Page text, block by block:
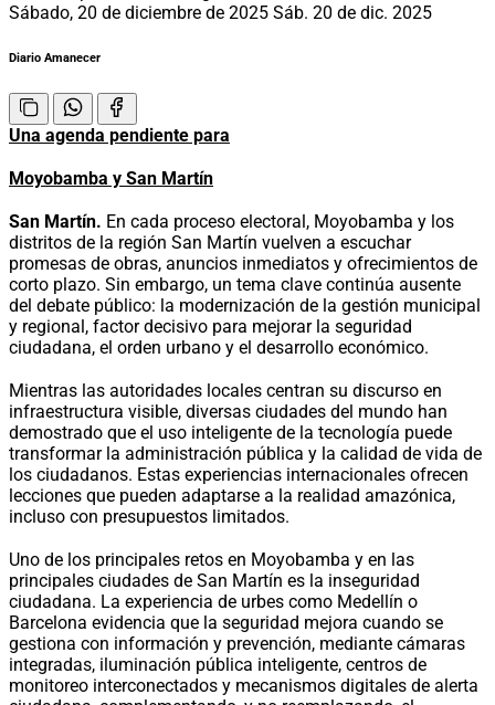
Sábado, 20 de diciembre de 2025 Sáb. 20 de dic. 2025
Diario Amanecer
Una agenda pendiente para
Moyobamba y San Martín
San Martín. En cada proceso electoral, Moyobamba y los
distritos de la región San Martín vuelven a escuchar
promesas de obras, anuncios inmediatos y ofrecimientos de
corto plazo. Sin embargo, un tema clave continúa ausente
del debate público: la modernización de la gestión municipal
y regional, factor decisivo para mejorar la seguridad
ciudadana, el orden urbano y el desarrollo económico.
Mientras las autoridades locales centran su discurso en
infraestructura visible, diversas ciudades del mundo han
demostrado que el uso inteligente de la tecnología puede
transformar la administración pública y la calidad de vida de
los ciudadanos. Estas experiencias internacionales ofrecen
lecciones que pueden adaptarse a la realidad amazónica,
incluso con presupuestos limitados.
Uno de los principales retos en Moyobamba y en las
principales ciudades de San Martín es la inseguridad
ciudadana. La experiencia de urbes como Medellín o
Barcelona evidencia que la seguridad mejora cuando se
gestiona con información y prevención, mediante cámaras
integradas, iluminación pública inteligente, centros de
monitoreo interconectados y mecanismos digitales de alerta